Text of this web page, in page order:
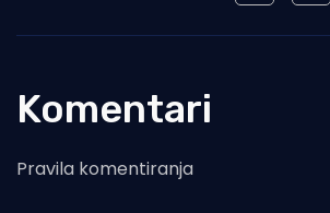
Komentari
Pravila komentiranja